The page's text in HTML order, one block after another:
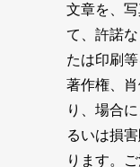
文章を、
て、許諾
たは印刷
著作権、
り、場合
るいは損
ります。